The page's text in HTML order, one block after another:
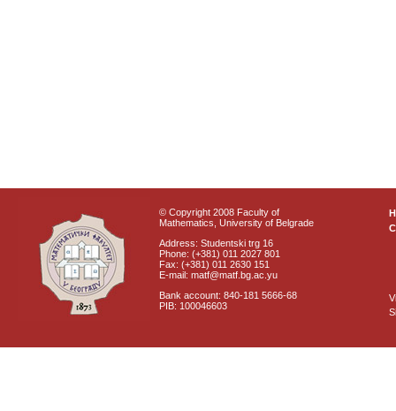
© Copyright 2008 Faculty of
Mathematics, University of Belgrade
Address: Studentski trg 16
Phone: (+381) 011 2027 801
Fax: (+381) 011 2630 151
E-mail: matf@matf.bg.ac.yu
Bank account: 840-181 5666-68
PIB: 100046603